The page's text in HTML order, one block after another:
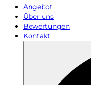
Angebot
Über uns
Bewertungen
Kontakt